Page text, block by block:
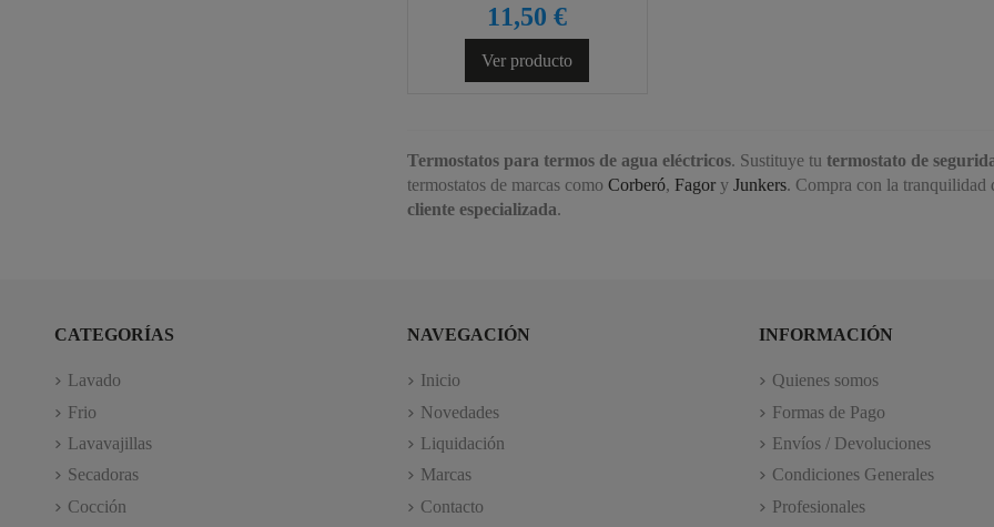
11,50 €
Ver producto
Termostatos para termos de agua eléctricos. Sustituye tu termostato de
termostatos de marcas como Corberó, Fagory Junkers. Compra con la tranquilidad
cliente especializada.
CATEGORÍAS
Lavado
Frio
Lavavajillas
Secadoras
Cocción
NAVEGACIÓN
Inicio
Novedades
Liquidación
Marcas
Contacto
INFORMACIÓN
Quienes somos
Formas de Pago
Envíos / Devoluciones
Condiciones Generales
Profesionales